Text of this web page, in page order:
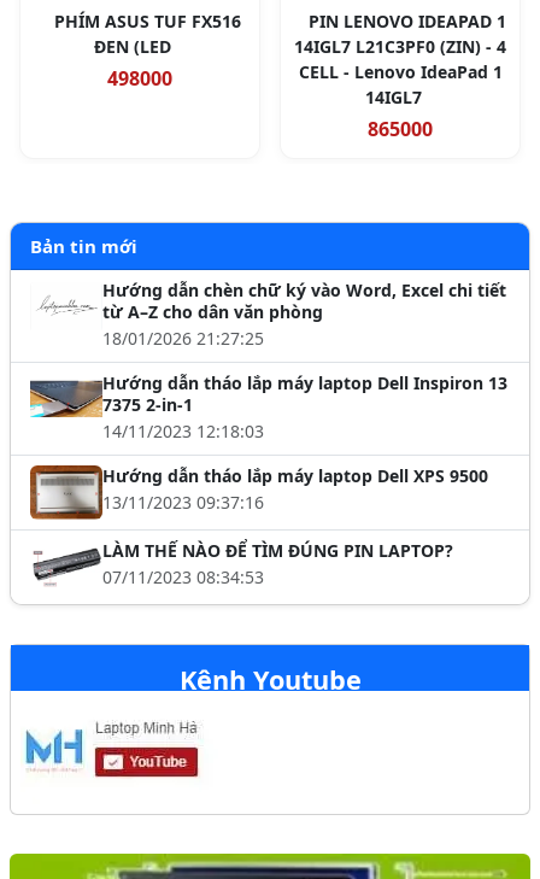
PHÍM ASUS TUF FX516
ĐEN (LED
498000
PIN LENOVO IDEAPAD 1
14IGL7 L21C3PF0 (ZIN) - 4
CELL - Lenovo IdeaPad 1
14IGL7
865000
Bản tin mới
Hướng dẫn chèn chữ ký vào Word, Excel chi tiết
từ A–Z cho dân văn phòng
18/01/2026 21:27:25
Hướng dẫn tháo lắp máy laptop Dell Inspiron 13
7375 2-in-1
14/11/2023 12:18:03
Hướng dẫn tháo lắp máy laptop Dell XPS 9500
13/11/2023 09:37:16
LÀM THẾ NÀO ĐỂ TÌM ĐÚNG PIN LAPTOP?
07/11/2023 08:34:53
Kênh Youtube